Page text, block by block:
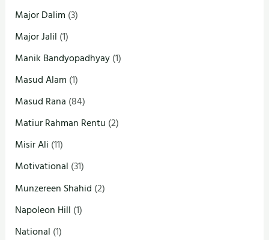
Major Dalim (3)
Major Jalil (1)
Manik Bandyopadhyay(1)
Masud Alam (1)
Masud Rana (84)
Matiur Rahman Rentu (2)
Misir Ali (11)
Motivational (31)
Munzereen Shahid (2)
Napoleon Hill (1)
National (1)